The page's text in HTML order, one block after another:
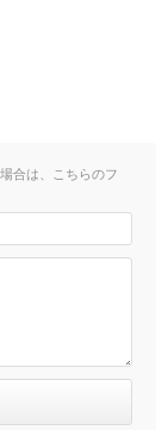
合は、こちらのフ